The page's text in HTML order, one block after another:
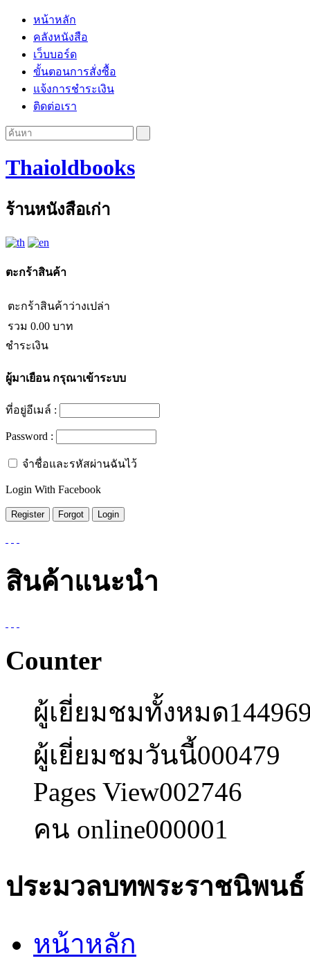
หน้าหลัก
คลังหนังสือ
เว็บบอร์ด
ขั้นตอนการสั่งซื้อ
แจ้งการชำระเงิน
ติดต่อเรา
Thaioldbooks
ร้านหนังสือเก่า
ตะกร้าสินค้า
ตะกร้าสินค้าว่างเปล่า
รวม 0.00 บาท
ชำระเงิน
ผู้มาเยือนกรุณาเข้าระบบ
ที่อยู่อีเมล์ :
Password :
จำชื่อและรหัสผ่านฉันไว้
Login With Facebook
สินค้าแนะนำ
Counter
ผู้เยี่ยมชมทั้งหมด
ผู้เยี่ยมชมวันนี้000479
Pages View002746
คน online000001
ประมวลบทพระราชนิพนธ์
หน้าหลัก